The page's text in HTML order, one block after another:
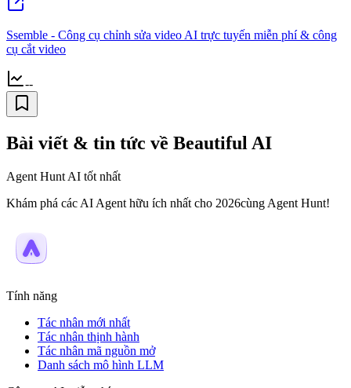
Ssemble - Công cụ chỉnh sửa video AI trực tuyến miễn phí & công
cụ cắt video
--
Bài viết & tin tức về Beautiful AI
Agent Hunt AI tốt nhất
Khám phá các AI Agent hữu ích nhất cho 2026cùng Agent Hunt!
Tính năng
Tác nhân mới nhất
Tác nhân thịnh hành
Tác nhân mã nguồn mở
Danh sách mô hình LLM